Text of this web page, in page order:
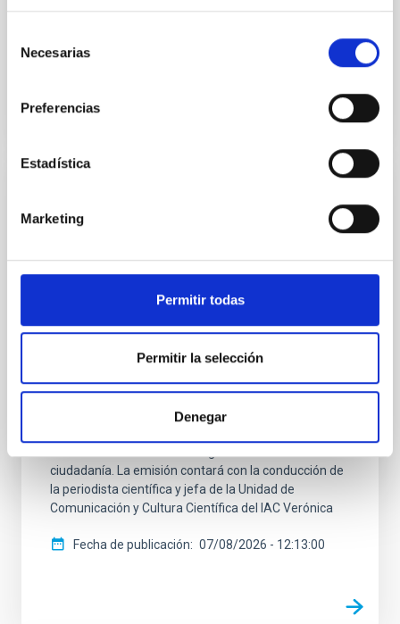
Necesarias
Preferencias
Estadística
Marketing
Permitir todas
Permitir la selección
Denegar
Fecha de publicación
retransmitirá en directo el eclipse solar
oficial
El Instituto de Astrofísica de Canarias (IAC)
especial con motivo del eclipse solar total a través de
su canal oficial en Youtube. El despliegue de
de Palencia, desde donde se conducirá un espacio de
divulgación científica, análisis técnico e
ciudadanía. La emisión contará con la conducción de
la periodista científica y jefa de la Unidad de
Comunicación y Cultura Científica del IAC Verónica
Fecha de publicación 07/08/2026 - 12:13:00